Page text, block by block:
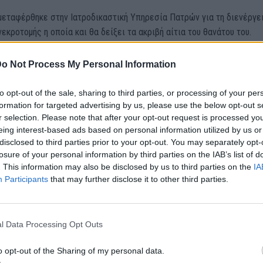
Not Process My Personal Information
opt-out of the sale, sharing to third parties, or processing of your
for targeted advertising by us, please use the below opt-out
selection. Please note that after your opt-out request is processed
interest-based ads based on personal information utilized by us
to third parties prior to your opt-out. You may separately
of your personal information by third parties on the IAB’s list of
This information may also be disclosed by us to third parties on the
Participants that may further disclose it to other third parties.
Data Processing Opt Outs
opt-out of the Sharing of my personal data.
στην Ιατροδικαστική Υπηρεσία Πατρών για τη
η οποία και θα δείξει τα ακριβή αίτια του θανάτου του.
χάρε, τί ζήλεψες;…”
γιατρού, Βαγγέλη Δημητρόπουλου, που πάλεψε μαζί με τους
του να επαναφέρουν στη ζωή το αγγελούδι, συγκλονίζουν. Σε
δίκτυα, έγραψε…”Γιατί μας έφυγες Άγγελέ μου;… Επί μιάμιση
κανόνες, αρχές, παλεύαμε να δούμε ένα σημάδι ζωής σου,
ακόμα, να παλεύουμε και για μια ζωή ακόμα, αν χρειάζονταν, αρκεί
Μάταια… Εγώ, η Χαρά, Η Αντζελίνα, η Νίκη, η Ζωή, η Γιώτα, όλοι
μας. Ήταν αγώνας ζωής για σένα αγγελούδι μου, αλλά,
πρώτα γονείς, και μετά γιατροί, νοσηλευτές και κλαίμε! Γιατί;..
τι ζήλεψες από το αγγελούδι 15μηνών! Καλό ταξίδι άγγελέ μου…
σε ένα Αγγελούδι… Συλλυπητήρια στους γονείς σου, και στην